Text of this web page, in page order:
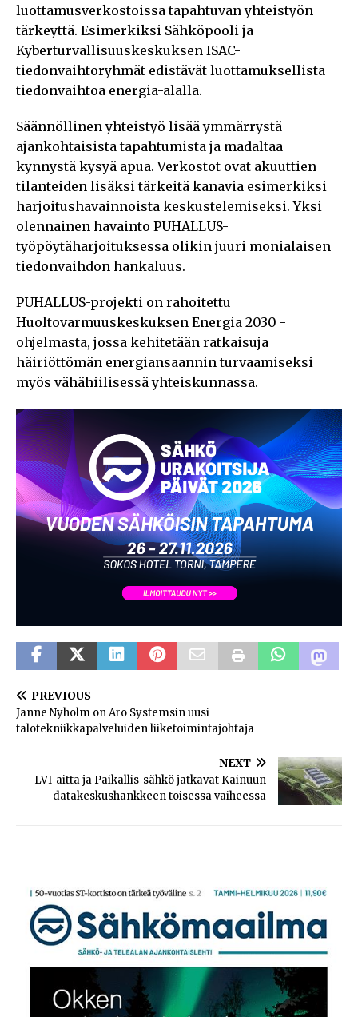
luottamusverkostoissa tapahtuvan yhteistyön
tärkeyttä. Esimerkiksi Sähköpooli ja
Kyberturvallisuuskeskuksen ISAC-
tiedonvaihtoryhmät edistävät luottamuksellista
tiedonvaihtoa energia-alalla.
Säännöllinen yhteistyö lisää ymmärrystä
ajankohtaisista tapahtumista ja madaltaa
kynnystä kysyä apua. Verkostot ovat akuuttien
tilanteiden lisäksi tärkeitä kanavia esimerkiksi
harjoitushavainnoista keskustelemiseksi. Yksi
olennainen havainto PUHALLUS-
työpöytäharjoituksessa olikin juuri monialaisen
tiedonvaihdon hankaluus.
PUHALLUS-projekti on rahoitettu
Huoltovarmuuskeskuksen Energia 2030 -
ohjelmasta, jossa kehitetään ratkaisuja
häiriöttömän energiansaannin turvaamiseksi
myös vähähiilisessä yhteiskunnassa.
PREVIOUS
Janne Nyholm on Aro Systemsin uusi
talotekniikkapalveluiden liiketoimintajohtaja
NEXT
LVI-aitta ja Paikallis-sähkö jatkavat Kainuun
datakeskushankkeen toisessa vaiheessa